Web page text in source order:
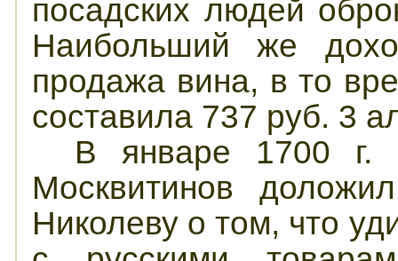
посадских людей
Наибольший же
продажа вина, в то
составила 737 руб. 3
В январе 1700 г.
Москвитинов
Николеву о том, что